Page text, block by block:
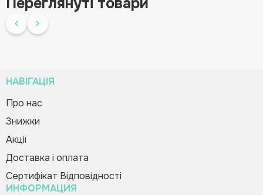
НАВІГАЦІЯ
Про нас
Знижки
Акції
Доставка і оплата
Сертифікат Відповідності
ИНФОРМАЦИЯ